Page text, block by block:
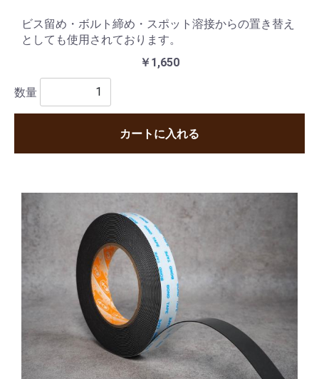
ビス留め・ボルト締め・スポット溶接からの置き替え
としても使用されております。
￥1,650
数量
カートに入れる